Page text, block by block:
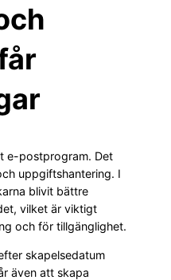
e-postprogram. Det
uppgiftshantering. I
blivit bättre
vilket är viktigt
och för tillgänglighet.
skapelsedatum
även att skapa